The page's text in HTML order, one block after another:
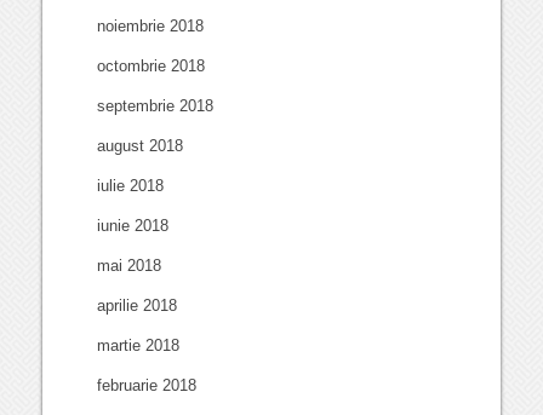
noiembrie 2018
octombrie 2018
septembrie 2018
august 2018
iulie 2018
iunie 2018
mai 2018
aprilie 2018
martie 2018
februarie 2018